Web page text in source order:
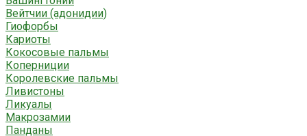
Вейтчии (адонидии)
Гиофорбы
Кариоты
Кокосовые пальмы
Коперниции
Королевские пальмы
Ливистоны
Ликуалы
Макрозамии
Панданы